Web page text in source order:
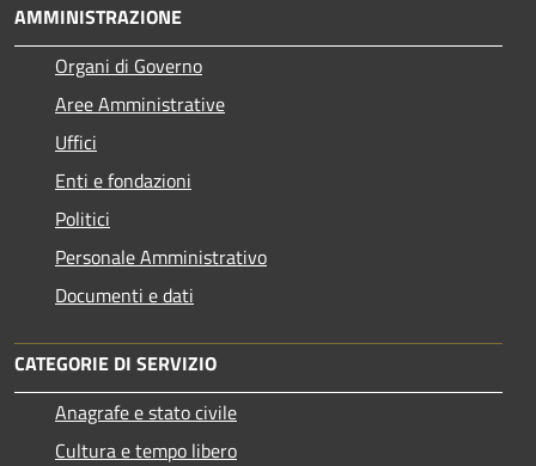
AMMINISTRAZIONE
Organi di Governo
Aree Amministrative
Uffici
Enti e fondazioni
Politici
Personale Amministrativo
Documenti e dati
CATEGORIE DI SERVIZIO
Anagrafe e stato civile
Cultura e tempo libero